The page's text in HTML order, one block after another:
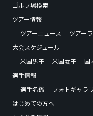
ゴルフ場検索
ツアー情報
ツアーニュース
ツアー
大会スケジュール
米国男子
米国女子 国
選手情報
選手名鑑
フォトギャラ
はじめての方へ